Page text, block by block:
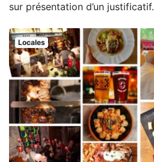
sur présentation d’un justificatif.
Locales